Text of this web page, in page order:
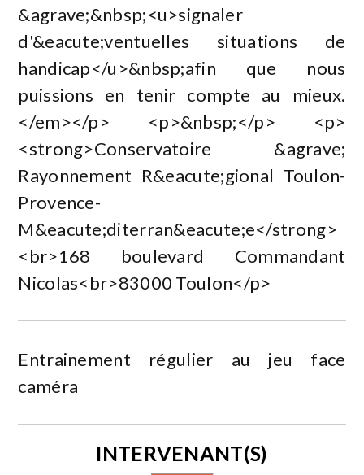
&agrave;&nbsp;<u>signaler
d'&eacute;ventuelles situations de
handicap</u>&nbsp;afin que nous
puissions en tenir compte au mieux.
</em></p> <p>&nbsp;</p> <p>
<strong>Conservatoire &agrave;
Rayonnement R&eacute;gional Toulon-
Provence-
M&eacute;diterran&eacute;e</strong>
<br>168 boulevard Commandant
Nicolas<br>83000 Toulon</p>
Entrainement régulier au jeu face
caméra
INTERVENANT(S)